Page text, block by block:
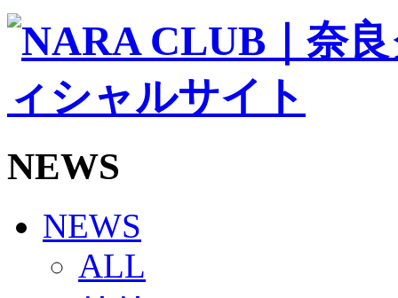
バモス
チアダンススクール
ボランティアチーム「volundeer」
ビクトリーロード
HOMEGAME
観戦ルール＆マナー
Jリーグ運営管理規定
写真・動画使用ガイドライン
SCHEDULE
2026/27
練習見学時のファンサービスについて
TICKET
奈良クラブ明治安田J3リーグ2026/27シーズン試
NEWS
NEWS
ALL